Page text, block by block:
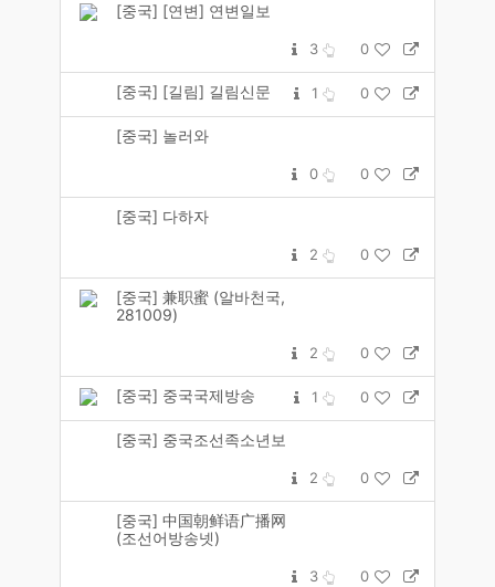
[중국] [연변] 연변일보
3 0
[중국] [길림] 길림신문 1 0
[중국] 놀러와
0 0
[중국] 다하자
2 0
[중국] 兼职蜜 (알바천국,
281009)
2 0
[중국] 중국국제방송 1 0
[중국] 중국조선족소년보
2 0
[중국] 中国朝鲜语广播网
(조선어방송넷)
3 0